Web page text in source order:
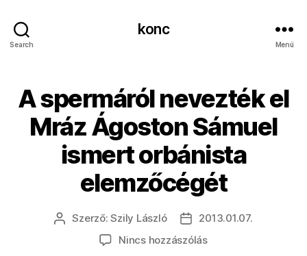
Search
konc
Menü
A spermáról nevezték el
Mráz Ágoston Sámuel
ismert orbánista
elemzőcégét
Bejegyzés
szerzője
Szerző:Szily László
Bejegyzés
dátuma
2013.01.07.
Nincs hozzászólása(z)